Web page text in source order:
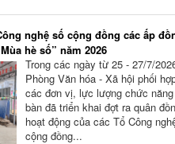
nghệ số cộng đồng các ấp
hè số” năm 2026
Trong các ngày từ 25 - 27/7/
Phòng Văn hóa - Xã hội phối
các đơn vị, lực lượng chức
bàn đã triển khai đợt ra quân
hoạt động của các Tổ Công
cộng đồng...